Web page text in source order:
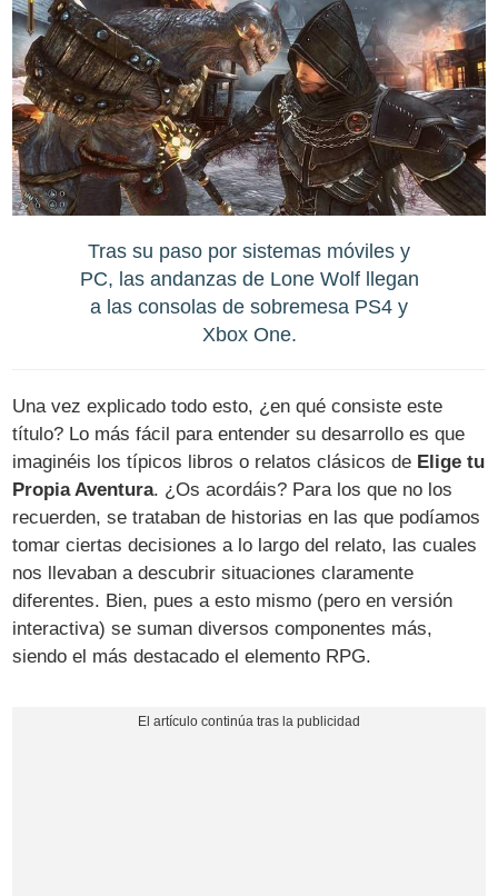
Tras su paso por sistemas móviles y
PC, las andanzas de Lone Wolf llegan
a las consolas de sobremesa PS4 y
Xbox One.
Una vez explicado todo esto, ¿en qué consiste este
título? Lo más fácil para entender su desarrollo es que
imaginéis los típicos libros o relatos clásicos de Elige tu
Propia Aventura. ¿Os acordáis? Para los que no los
recuerden, se trataban de historias en las que podíamos
tomar ciertas decisiones a lo largo del relato, las cuales
nos llevaban a descubrir situaciones claramente
diferentes. Bien, pues a esto mismo (pero en versión
interactiva) se suman diversos componentes más,
siendo el más destacado el elemento RPG.